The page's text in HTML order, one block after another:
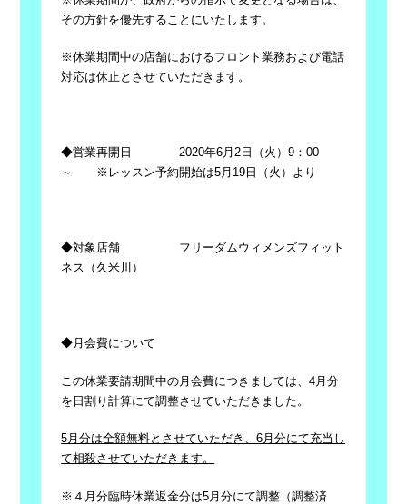
その方針を優先することにいたします。
※休業期間中の店舗におけるフロント業務および電話
対応は休止とさせていただきます。
◆営業再開日2020年6月2 日（火）9 ：00
～ ※レッスン予約開始は5月 19 日（火）より
◆対象店舗 フリーダムウィメンズフィット
ネス（久米川）
◆月会費について
この休業要請期間中の月会費につきましては、4月分
を日割り計算にて調整させていただきました。
5月分は全額無料とさせていただき、6月分にて充当し
て相殺させていただきます。
※４月分臨時休業返金分は5 月分にて調整（調整済